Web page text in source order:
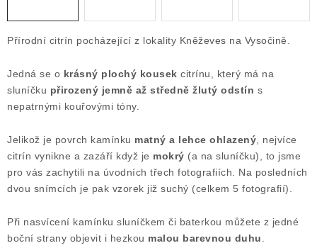
Formulář pro uplatnění reklamace
Formulář pro odstoupení od smlouvy
Přírodní citrín pocházející z lokality Kněževes na Vysočině.
Jedná se o krásný plochý kousek citrínu, který má na
sluníčku přirozený jemně až středně žlutý odstín s
nepatrnými kouřovými tóny.
Jelikož je povrch kamínku matný a lehce ohlazený , nejvíce
citrín vynikne a zazáří když je mokrý (a na sluníčku), to jsme
pro vás zachytili na úvodních třech fotografiích. Na posledních
dvou snímcích je pak vzorek již suchý (celkem 5 fotografií).
Při nasvícení kamínku sluníčkem či baterkou můžete z jedné
boční strany objevit i hezkou malou barevnou duhu